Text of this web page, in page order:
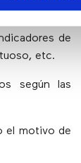
de
etc.
según las
el motivo de